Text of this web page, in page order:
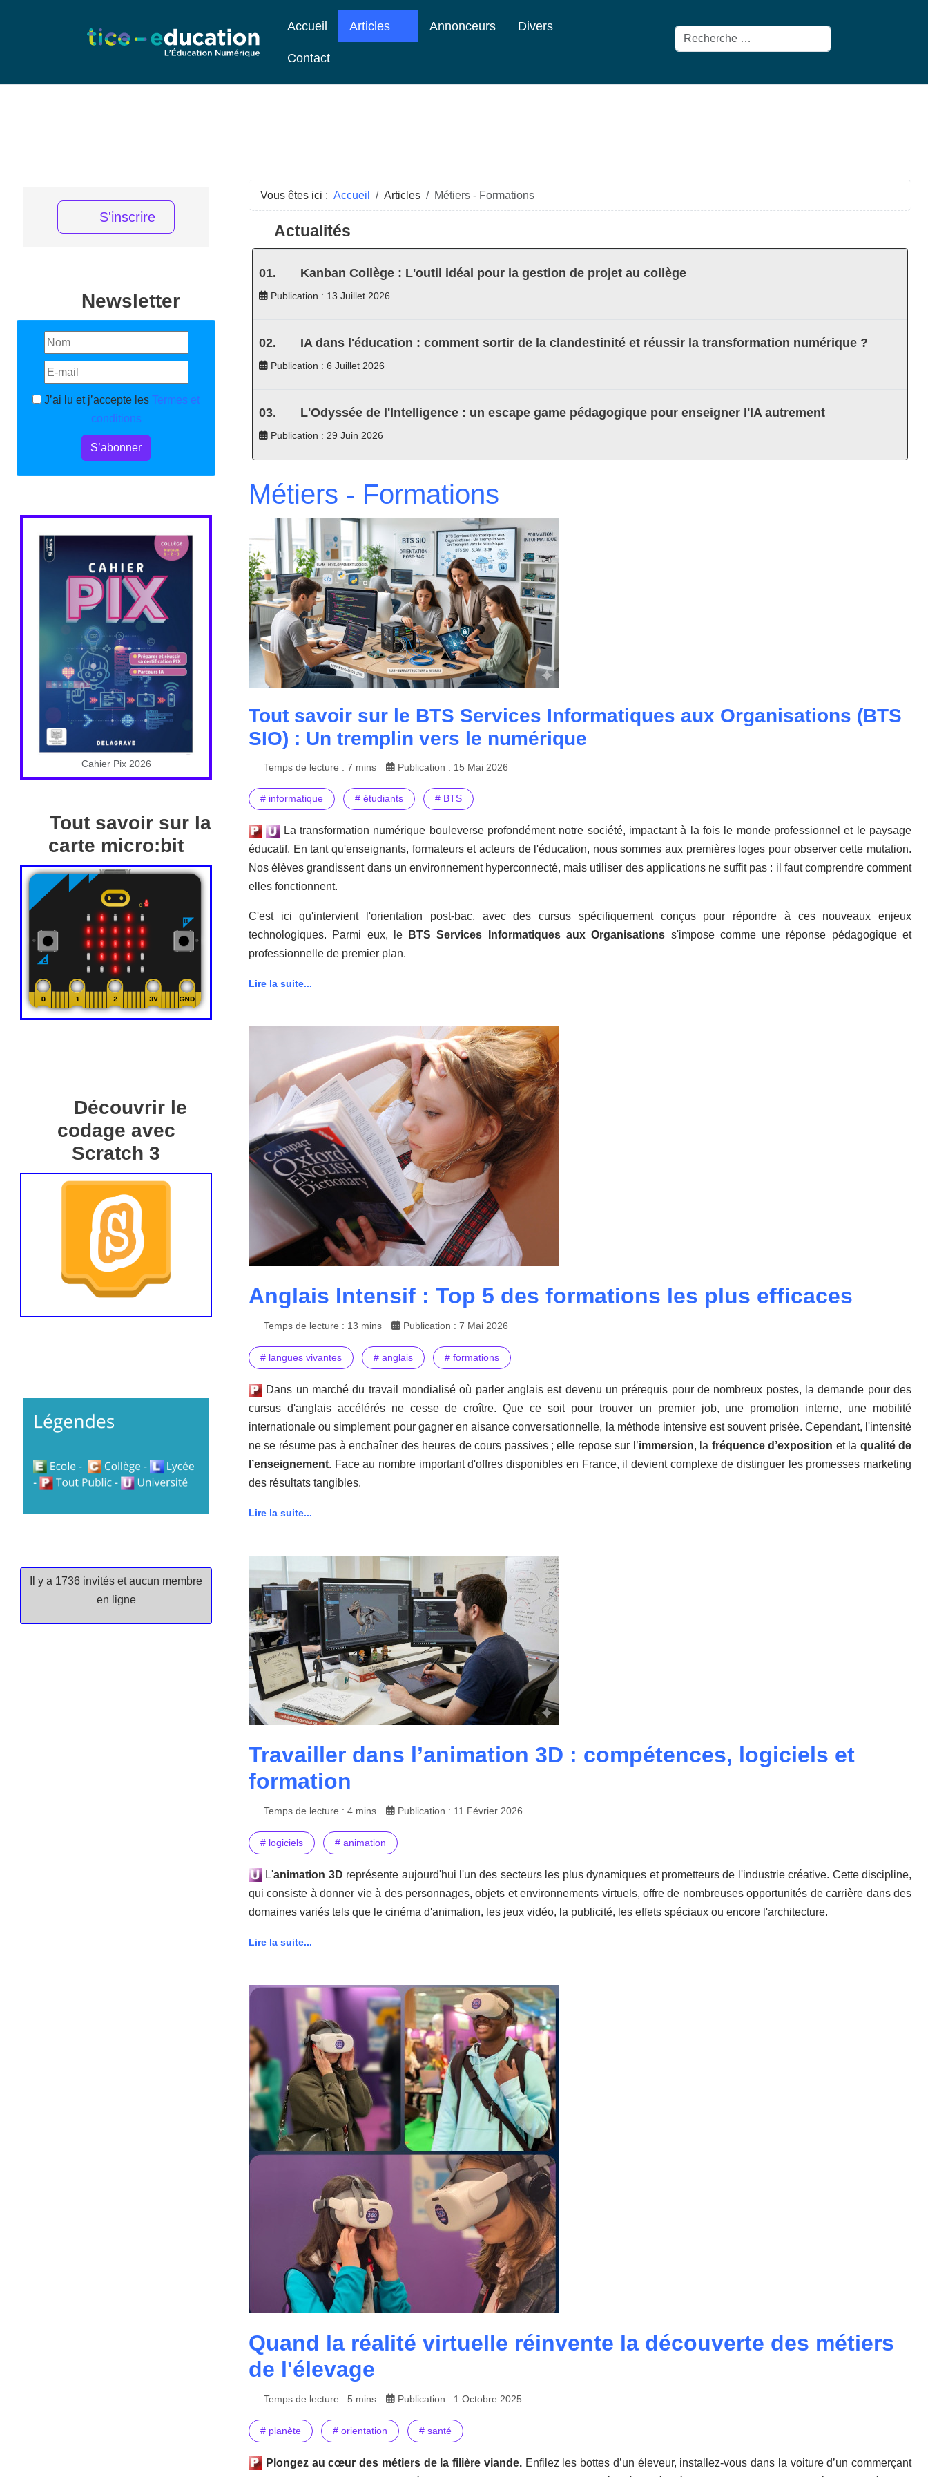
Accueil Articles Annonceurs Divers
Contact
Rechercher
S'inscrire
Newsletter
J’ai lu et j’accepte les Termes et
conditions
S’abonner
Cahier Pix 2026
Tout savoir sur la
carte micro:bit
Découvrir le
codage avec
Scratch 3
Il y a 1736 invités et aucun membre
en ligne
Vous êtes ici : Accueil Articles Métiers - Formations
Actualités
Kanban Collège : L'outil idéal pour la gestion de projet au collège
Publication : 13 Juillet 2026
IA dans l'éducation : comment sortir de la clandestinité et réussir la transformation numérique ?
Publication : 6 Juillet 2026
L'Odyssée de l'Intelligence : un escape game pédagogique pour enseigner l'IA autrement
Publication : 29 Juin 2026
Métiers - Formations
Tout savoir sur le BTS Services Informatiques aux Organisations (BTS
SIO) : Un tremplin vers le numérique
Temps de lecture : 7 mins Publication : 15 Mai 2026
# informatique # étudiants # BTS
La transformation numérique bouleverse profondément notre société, impactant à la fois le monde professionnel et le paysage
éducatif. En tant qu'enseignants, formateurs et acteurs de l'éducation, nous sommes aux premières loges pour observer cette mutation.
Nos élèves grandissent dans un environnement hyperconnecté, mais utiliser des applications ne suffit pas : il faut comprendre comment
elles fonctionnent.
C'est ici qu'intervient l'orientation post-bac, avec des cursus spécifiquement conçus pour répondre à ces nouveaux enjeux
technologiques. Parmi eux, le
BTS Services Informatiques aux Organisations s'impose comme une réponse pédagogique et
professionnelle de premier plan.
Lire la suite...
Anglais Intensif : Top 5 des formations les plus efficaces
Temps de lecture : 13 mins Publication : 7 Mai 2026
# langues vivantes # anglais # formations
Dans un marché du travail mondialisé où parler anglais est devenu un prérequis pour de nombreux postes, la demande pour des
cursus d'anglais accélérés ne cesse de croître. Que ce soit pour trouver un premier job, une promotion interne, une mobilité
internationale ou simplement pour gagner en aisance conversationnelle, la méthode intensive est souvent prisée. Cependant, l'intensité
ne se résume pas à enchaîner des heures de cours passives ; elle repose sur l’immersion, la fréquence d’exposition et la qualité de
l’enseignement. Face au nombre important d'offres disponibles en France, il devient complexe de distinguer les promesses marketing
des résultats tangibles.
Lire la suite...
Travailler dans l’animation 3D : compétences, logiciels et
formation
Temps de lecture : 4 mins Publication : 11 Février 2026
# logiciels # animation
L'animation 3D représente aujourd'hui l'un des secteurs les plus dynamiques et prometteurs de l'industrie créative. Cette discipline,
qui consiste à donner vie à des personnages, objets et environnements virtuels, offre de nombreuses opportunités de carrière dans des
domaines variés tels que le cinéma d'animation, les jeux vidéo, la publicité, les effets spéciaux ou encore l'architecture.
Lire la suite...
Quand la réalité virtuelle réinvente la découverte des métiers
de l'élevage
Temps de lecture : 5 mins Publication : 1 Octobre 2025
# planète # orientation # santé
Plongez au cœur des métiers de la filière viande.Enfilez les bottes d’un éleveur, installez-vous dans la voiture d’un commerçant